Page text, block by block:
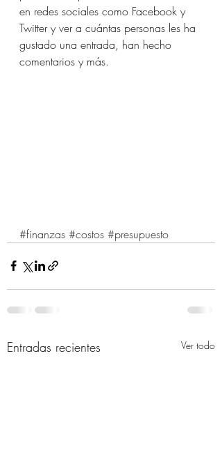
en redes sociales como Facebook y
Twitter y ver a cuántas personas les ha
gustado una entrada, han hecho
comentarios y más.
#finanzas #costos #presupuesto
Entradas recientes Ver todo